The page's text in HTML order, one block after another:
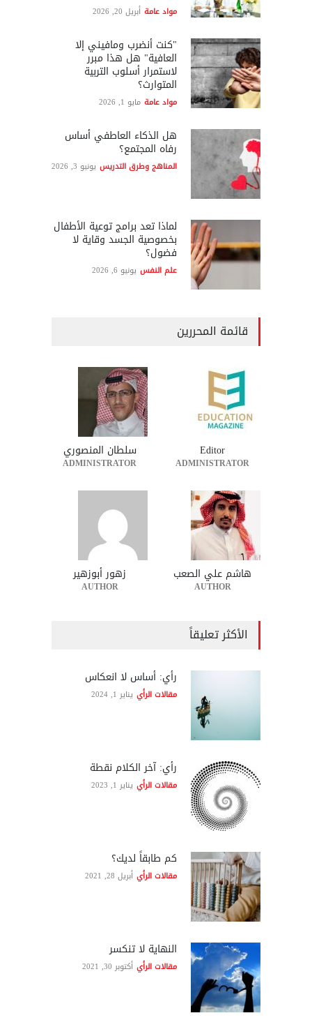
مواد عامة أبريل 20, 2026
"كنت أنضرب ومافيني إلا
العافية" هل هذا مبرر
لاستمرار أسلوب التربية
المتوارث؟
مواد عامة مايو 1, 2026
هل الذكاء العاطفي أساس
رفاه المجتمع؟
المناهج وطرق التدريس يونيو 3, 2026
لماذا تعد برامج توعية الأطفال
بخصوصية الجسد وقاية لا
فضول؟
علم النفس يونيو 6, 2026
قائمة المحررين
Editor
ADMINISTRATOR
سلطان المنصوري
ADMINISTRATOR
هاشم علي الصعب
AUTHOR
زهور أبوزهير
AUTHOR
الأكثر تعليقاً
رأي: أساس لا انعكاس
مقالات الرأي يناير 1, 2024
رأي: آخر الكلام نقطة
مقالات الرأي يناير 1, 2023
كم طابقاً لديك؟
مقالات الرأي أبريل 28, 2021
النهاية لا تنكسر
مقالات الرأي أكتوبر 30, 2021